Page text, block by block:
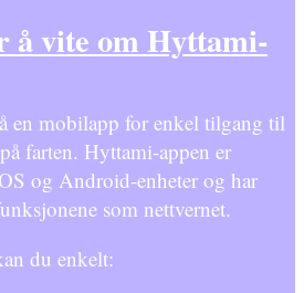
å vite om Hyttami-
en mobilapp for enkel tilgang til
farten. Hyttami-appen er
og Android-enheter og har
som nettvernet.
du enkelt: